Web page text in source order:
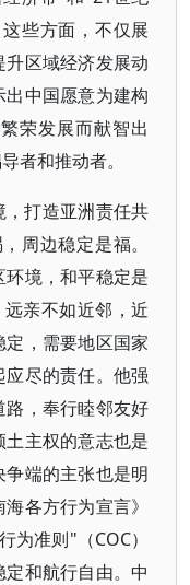
些方面，不仅展
区域经济发展动
中国愿意为建构
荣发展而献智出
者和推动者。
打造亚洲责任共
周边稳定是福。
境，和平稳定是
亲不如近邻，近
，需要地区国家
尽的责任。他强
，奉行睦邻友好
主权的意志也是
端的主张也是明
各方行为宣言》
为准则"（COC）
和航行自由。中